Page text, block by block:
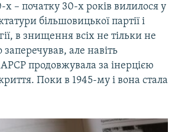
х – початку 30-х років вилилося у
більшовицької партії і
в знищення всіх не тільки не
заперечував, але навіть
продовжувала за інерцією
Поки в 1945-му і вона стала